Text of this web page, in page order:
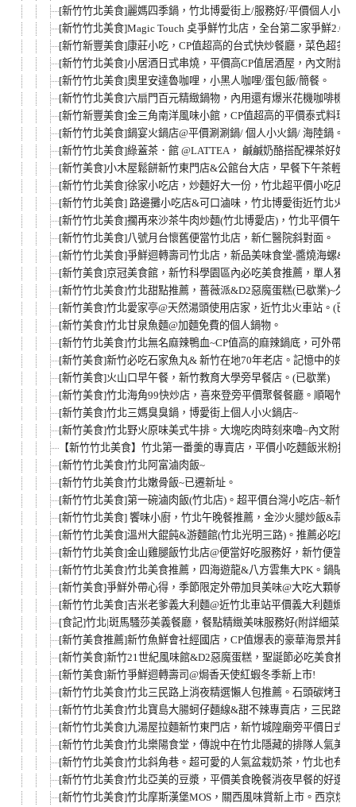
[新竹竹北美食]麗媽四季鍋，竹北博愛街上/服務好/平價個人小火
[新竹竹北美食]Magic Touch 奌爭鮮竹北店，全台第二家爭鮮2.0
[新竹新豐美食]康莊小吃，CP值超高的台式快炒餐廳，菜色超多
[新竹竹北美食]小居酒日式串燒，平價高CP值居酒屋，內文附詳
[新竹竹北美食]奧里安達魯咖哩，小黑人咖哩/蛋包飯/簡餐。
[新竹竹北美食]六扇門百元精緻鍋物，內用還有爆米花機咖啡機
[新竹新豐美食]金三角南洋風味小館，CP值超高的平價泰式料理
[新竹竹北美食]鍋宴火鍋店@平價涮涮鍋/ 個人小火鍋/ 海陸鍋。(
[新竹竹北美食]綠蓋茶．館 @LATTEA， 鹹鹹奶酪搭配裸茶好好
[新竹美食]小木屋鬆餅新竹東門店&公館台大店，早餐下午茶輕食
[新竹竹北美食]徐家小吃店，炒麵好大一份，竹北超平價小吃店
[新竹竹北美食] 路邊攤小吃店&可口滷味，竹北博愛街近竹北火
[新竹竹北美食]擱再來沙茶牛肉炒麵(竹北博愛店)，竹北平價午晚
[新竹竹北美食]八號月台懷舊便當竹北店，新仁醫院斜對面。
[新竹竹北美食]爭鮮迴轉壽司竹北店，新品美味食堂-醬燒海螺&
[新竹美食]京冠美食館，新竹科學園區內必吃美食推薦，單人獨
[新竹竹北美食]竹北甜點推薦，薔薇派&D2惡魔蛋糕(已歇業)~久
[新竹美食]竹北愛家亭@天然湯頭使用店家，近竹北火車站。(已
[新竹美食]竹北甘泉魚麵@加麵免費的個人鍋物。
[新竹竹北美食]竹北無名麻辣鴨血~CP值高的麻辣鍋底，可外帶
[新竹美食]新竹必吃石家魚丸& 新竹在地70年老店。記憶中的好
[新竹美食]火山口早午餐，新竹教育大學旁早餐店。(已歇業)
[新竹美食]竹北海角99快炒店，喜來登旁平價聚餐餐廳。順喝竹
[新竹美食]竹北三媽臭臭鍋，博愛街上個人小火鍋店~
[新竹美食]竹北野火原味美式牛排。大塊吃肉時刻來嚕~內文附詳
【新竹竹北美食】竹北第一番羹的專賣店，平價小吃麵飯米粉推
[新竹竹北美食]竹北阿富滷肉飯~
[新竹竹北美食]竹北嫩骨飯~已遷新址。
[新竹竹北美食]第一碗滷肉飯(竹北店)。超平價台灣小吃店~新竹
[新竹竹北美食] 饗味小廚，竹北午晚餐推薦，金沙火腿炒飯&蒜
[新竹竹北美食]溫州大餛飩&游麵館(竹北光明三路)。推薦必吃麻
[新竹竹北美食]金山雞腿飯竹北店@便當好吃服務好，新竹便當
[新竹竹北美食]竹北美食推薦，四海遊龍&八方雲集大PK。鍋貼.
[新竹美食]爭鮮外帶心得，季節限定外帶加貝美味@大吃大顆帆
[新竹竹北美食]吉米老爹義大利麵@近竹北車站平價義大利麵焗
[食記]竹北|斑馬騷莎美義餐廳，餐點精緻美味服務好(附詳細菜單)
[新竹美食推薦]新竹魚鮮會社經國店，CP值爆表的豪華海景丼飯
[新竹美食]新竹21世紀風味館&D2惡魔蛋糕，聖誕節必吃美食推
[新竹美食]新竹爭鮮迴轉壽司@焗香天使紅蝦冬季新上市!
[新竹竹北美食]竹北三民路上消夜精選懶人包推薦。石頭碳烤玉
[新竹竹北美食]竹北寶島大腸蚵仔麵線&甜不辣專賣店，三民路
[新竹竹北美食]九湯屋拉麵新竹東門店，新竹城隍廟旁平價日式
[新竹竹北美食]竹北樂陽食堂，傳說中在竹北隱藏的排隊人氣美
[新竹竹北美食]竹北斜角巷。超可愛的人氣盆栽奶茶，竹北也有
[新竹竹北美食]竹北亞美的豆漿，平價美食晚餐消夜早餐的好選
[新竹竹北美食]竹北摩斯漢堡MOS，關西風味賞新上市。西京燒